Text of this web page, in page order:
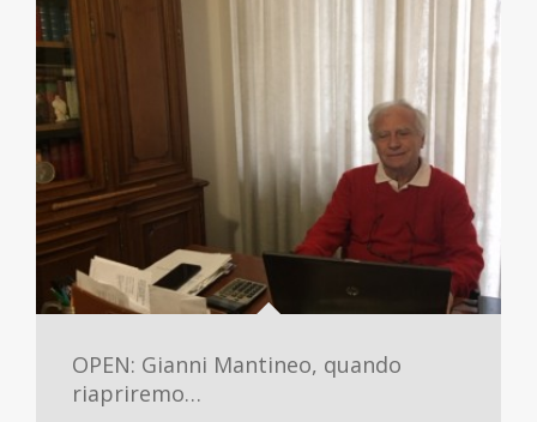
OPEN: Gianni Mantineo, quando
riapriremo…